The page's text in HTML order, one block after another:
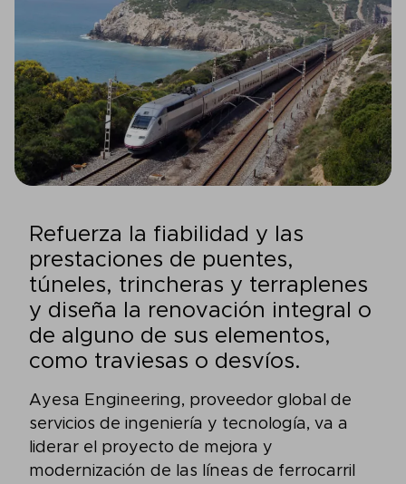
Refuerza la fiabilidad y las
prestaciones de puentes,
túneles, trincheras y terraplenes
y diseña la renovación integral o
de alguno de sus elementos,
como traviesas o desvíos.
Ayesa Engineering, proveedor global de
servicios de ingeniería y tecnología, va a
liderar el proyecto de mejora y
modernización de las líneas de ferrocarril